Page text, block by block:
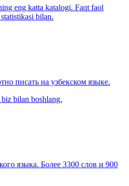
eng katta katalogi. Faqt faol
bilan.
писать на узбекском языке.
bilan boshlang.
языка. Более 3300 слов и 900